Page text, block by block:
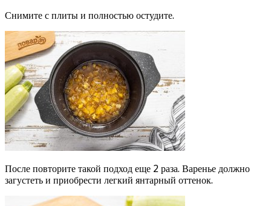
Снимите с плиты и полностью остудите.
После повторите такой подход еще 2 раза. Варенье должно
загустеть и приобрести легкий янтарный оттенок.